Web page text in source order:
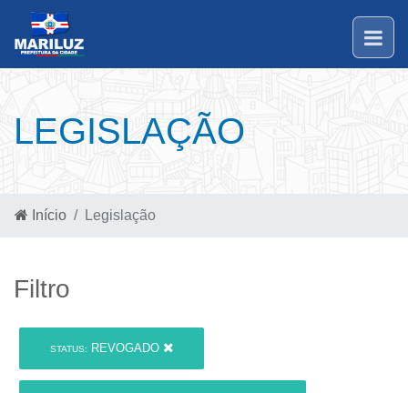
LEGISLAÇÃO
Início Legislação
Filtro
STATUS: REVOGADO